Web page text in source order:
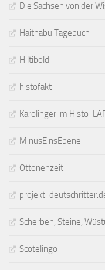
Die Sachsen von der
Haithabu Tagebuch
Hiltibold
histofakt
Karolinger im Histo-
MinusEinsEbene
Ottonenzeit
projekt-
Scherben, Steine,
Scotelingo